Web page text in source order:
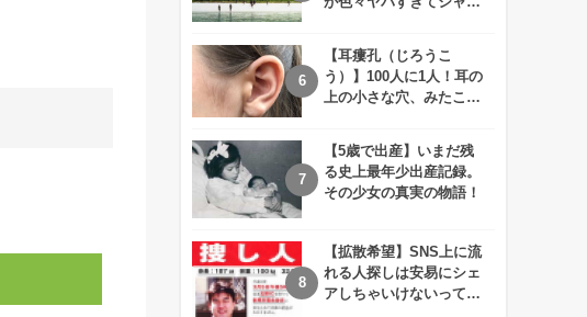
【耳瘻孔（じろうこ
う）】100人に1人！耳の
上の小さな穴、みたこと
【5歳で出産】いまだ残
る史上最年少出産記録。
その少女の真実の物語！
【拡散希望】SNS上に流
れる人探しは安易にシェ
アしちゃいけないって知